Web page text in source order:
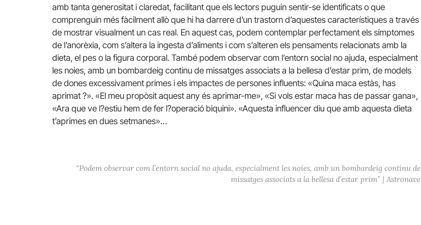
amb tanta generositat i claredat, facilitant que els lectors puguin sentir-se identificats o que
comprenguin més fàcilment allò que hi ha darrere d’un trastorn d’aquestes característiques a través
de mostrar visualment un cas real. En aquest cas, podem contemplar perfectament els símptomes
de l’anorèxia, com s’altera la ingesta d’aliments i com s’alteren els pensaments relacionats amb la
dieta, el pes o la figura corporal. També podem observar com l’entorn social no ajuda, especialment
les noies, amb un bombardeig continu de missatges associats a la bellesa d’estar prim, de models
de dones excessivament primes i els impactes de persones influents: «Quina maca estàs, has
aprimat ?». «El meu propòsit aquest any és aprimar-me», «Si vols estar maca has de passar gana»,
«Ara que ve l?estiu hem de fer l?operació biquini». «Aquesta influencer diu que amb aquesta dieta
t’aprimes en dues setmanes»…
“Podem observar com l’entorn social no ajuda, especialment les noies, amb un bombardeig continu de
missatges associats a la bellesa d’estar prim” | Astronave